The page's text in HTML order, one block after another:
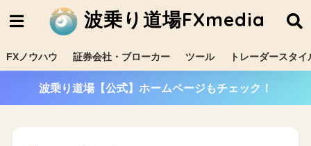
波乗り道場FXmedia
FXノウハウ 証券会社・ブローカー ツール トレーダースタイ
波乗り道場【公式】ホームページもチェック！